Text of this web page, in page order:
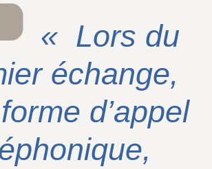
« Lors du
échange,
d’appel